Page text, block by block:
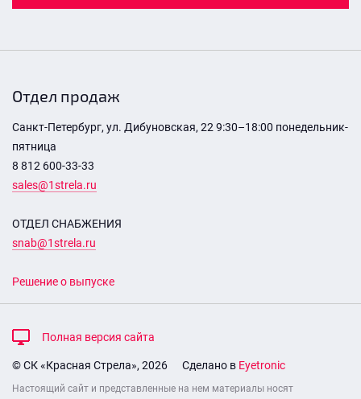
Отдел продаж
Санкт-Петербург, ул. Дибуновская, 22 9:30–18:00 понедельник-
пятница
8 812 600-33-33
sales@1strela.ru
ОТДЕЛ СНАБЖЕНИЯ
snab@1strela.ru
Решение о выпуске
Полная версия сайта
© СК «Красная Стрела», 2026 Сделано в Eyetronic
Настоящий сайт и представленные на нем материалы носят